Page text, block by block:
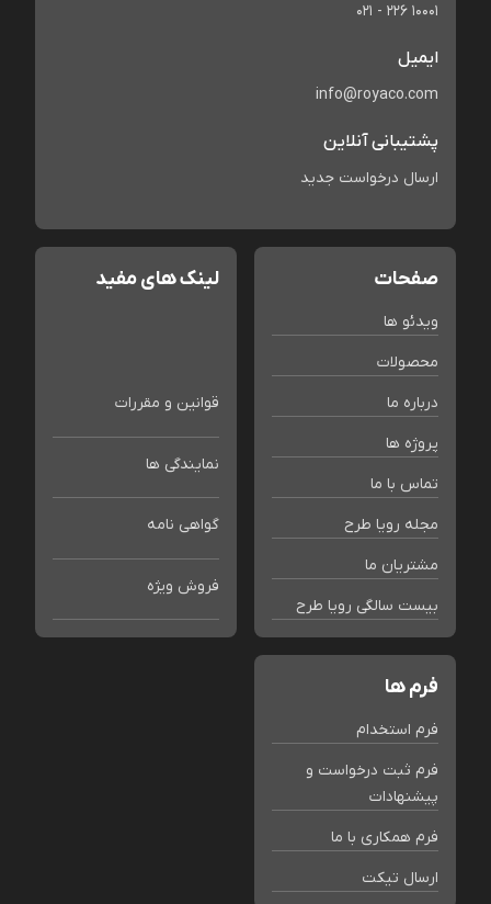
021 - 226 10001
ایمیل
info@royaco.com
پشتیبانی آنلاین
ارسال درخواست جدید
صفحات
ویدئو ها
محصولات
درباره ما
پروژه ها
تماس با ما
مجله رویا طرح
مشتریان ما
بیست سالگی رویا طرح
لینک های مفید
قوانین و مقررات
نمایندگی ها
گواهی نامه
فروش ویژه
فرم ها
فرم استخدام
فرم ثبت درخواست و
پیشنهادات
فرم همکاری با ما
ارسال تیکت